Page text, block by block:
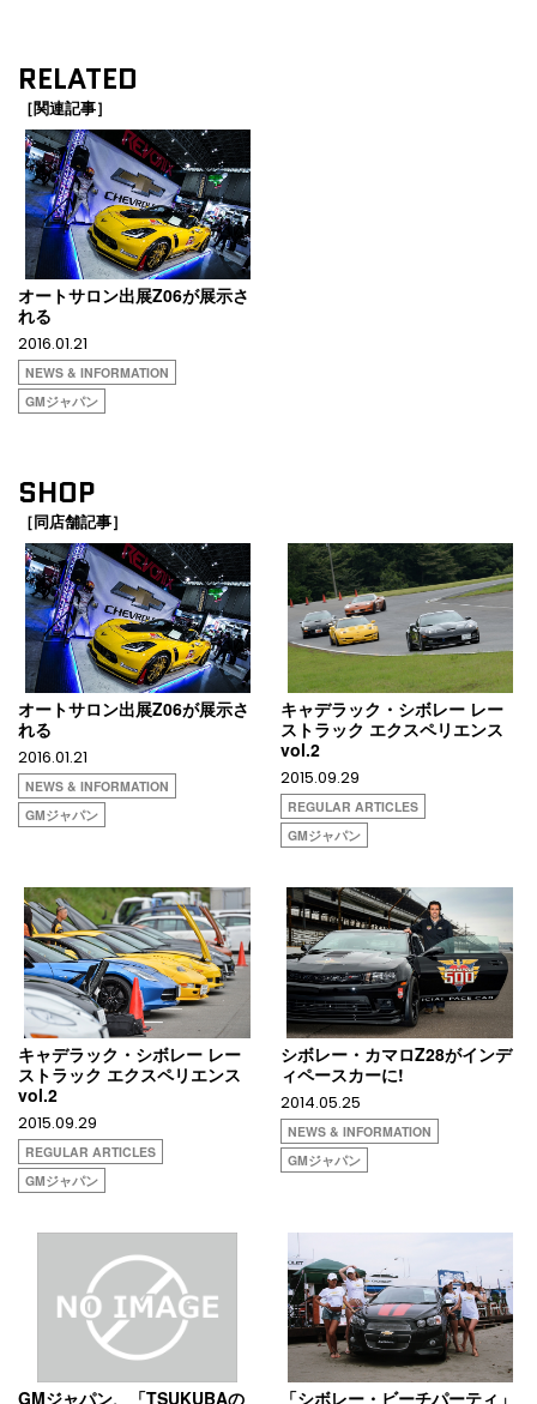
RELATED
［関連記事］
オートサロン出展Z06が展示さ
れる
2016.01.21
NEWS & INFORMATION
GMジャパン
SHOP
［同店舗記事］
オートサロン出展Z06が展示さ
れる
2016.01.21
NEWS & INFORMATION
GMジャパン
キャデラック・シボレー レー
ストラック エクスペリエンス
vol.2
2015.09.29
REGULAR ARTICLES
GMジャパン
キャデラック・シボレー レー
ストラック エクスペリエンス
vol.2
2015.09.29
REGULAR ARTICLES
GMジャパン
シボレー・カマロZ28がインデ
ィペースカーに!
2014.05.25
NEWS & INFORMATION
GMジャパン
GMジャパン、「TSUKUBAの 「シボレー・ビーチパーティ」